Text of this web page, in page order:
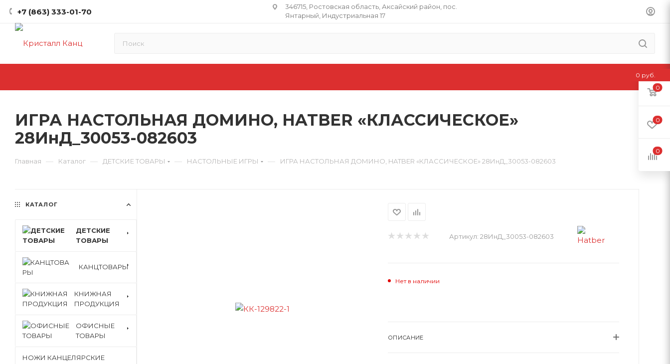
+7 (863) 333-01-70
346715, Ростовская область​, Аксайский район, пос.
Янтарный, Индустриальная 17
ИГРА НАСТОЛЬНАЯ ДОМИНО, HATBER «КЛАССИЧЕСКОЕ»
28ИнД_30053-082603
Главная — Каталог — ДЕТСКИЕ ТОВАРЫ — НАСТОЛЬНЫЕ ИГРЫ — ИГРА НАСТОЛЬНАЯ ДОМИНО, HATBER «КЛАССИЧЕСКОЕ» 28ИнД_30053-082603
Артикул: 28ИнД_30053-082603
Нет в наличии
ОПИСАНИЕ
КАТАЛОГ
ДЕТСКИЕ
ТОВАРЫ
КАНЦТОВАРЫ
КНИЖНАЯ
ПРОДУКЦИЯ
ОФИСНЫЕ
ТОВАРЫ
НОЖИ КАНЦЕЛЯРСКИЕ
0
0
0
0 руб.